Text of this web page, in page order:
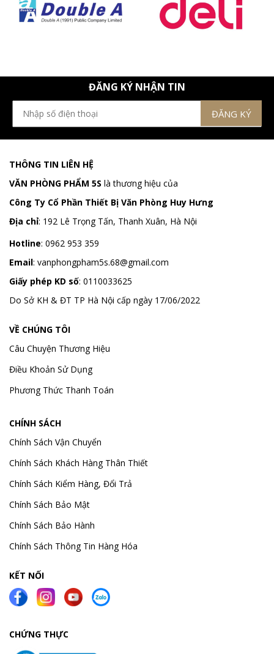
ĐĂNG KÝ NHẬN TIN
THÔNG TIN LIÊN HỆ
VĂN PHÒNG PHẨM 5S là thương hiệu của
Công Ty Cổ Phần Thiết Bị Văn Phòng Huy Hưng
Địa chỉ: 192 Lê Trọng Tấn, Thanh Xuân, Hà Nội
Hotline: 0962 953 359
Email: vanphongpham5s.68@gmail.com
Giấy phép KD số: 0110033625
Do Sở KH & ĐT TP Hà Nội cấp ngày 17/06/2022
VỀ CHÚNG TÔI
Câu Chuyện Thương Hiệu
Điều Khoản Sử Dụng
Phương Thức Thanh Toán
CHÍNH SÁCH
Chính Sách Vận Chuyển
Chính Sách Khách Hàng Thân Thiết
Chính Sách Kiểm Hàng, Đổi Trả
Chính Sách Bảo Mật
Chính Sách Bảo Hành
Chính Sách Thông Tin Hàng Hóa
KẾT NỐI
CHỨNG THỰC